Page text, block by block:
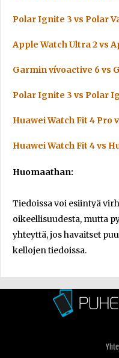
Polar Ignite 3 vs Polar
Apple Watch Ultra 2 vs
Garmin vívoactive 6 vs
Polar Ignite 3 vs Polar
Huawei Watch Fit 4 Pro
Huawei Watch Fit 4 vs
Huomaathan:
Tiedoissa voi esiintyä
oikeellisuudesta, mutta
yhteyttä, jos havaitset
kellojen tiedoissa.